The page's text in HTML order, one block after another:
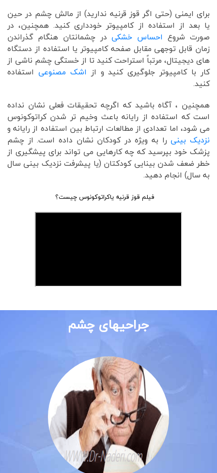
برای ایمنی (حتی اگر قوز قرنیه ندارید) از مالش چشم در حین
یا بعد از استفاده از کامپیوتر خودداری کنید. همچنین، در
صورت شروعاحساس خشکی در چشمانتان هنگام گذراندن
زمان قابل توجهی مقابل صفحه کامپیوتر یا استفاده از دستگاه
های دیجیتال، مرتباً استراحت کنید تا از خستگی چشم ناشی از
کار با کامپیوتر جلوگیری کنید و از اشک مصنوعی استفاده
کنید.
همچنین ، آگاه باشید که اگرچه تحقیقات فعلی نشان نداده
است که استفاده از رایانه باعث وخیم تر شدن کراتوکونوس
می شود، اما تعدادی از مطالعات ارتباط بین استفاده از رایانه و
نزدیک بینی را به ویژه در کودکان نشان داده است. از چشم
پزشک خود بپرسید که چه کارهایی می تواند برای پیشگیری از
خطر ضعف شدن بینایی کودکتان (یا پیشرفت نزدیک بینی سال
به سال) انجام دهید.
فیلم قوز قرنیه یاکراتوکونوس چیست؟
جراحیهای چشم